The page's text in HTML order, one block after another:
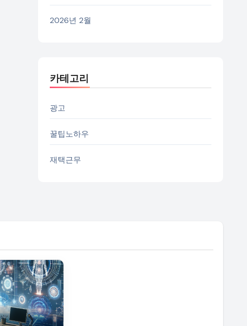
2026년 2월
카테고리
광고
꿀팁노하우
재택근무